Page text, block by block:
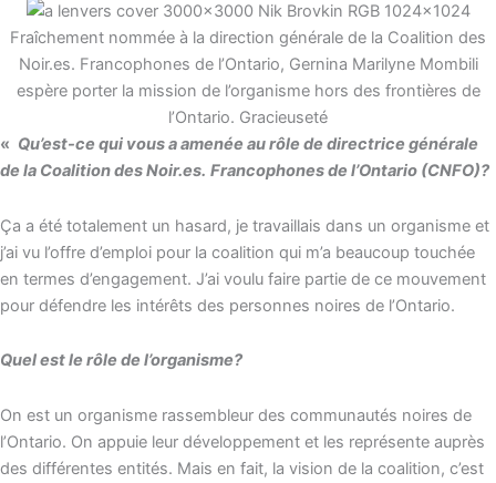
Fraîchement nommée à la direction générale de la Coalition des
Noir.es. Francophones de l’Ontario, Gernina Marilyne Mombili
espère porter la mission de l’organisme hors des frontières de
l’Ontario. Gracieuseté
« Qu’est-ce qui vous a amenée au rôle de directrice générale
de la Coalition des Noir.es. Francophones de l’Ontario (CNFO)?
Ça a été totalement un hasard, je travaillais dans un organisme et
j’ai vu l’offre d’emploi pour la coalition qui m’a beaucoup touchée
en termes d’engagement. J’ai voulu faire partie de ce mouvement
pour défendre les intérêts des personnes noires de l’Ontario.
Quel est le rôle de l’organisme?
On est un organisme rassembleur des communautés noires de
l’Ontario. On appuie leur développement et les représente auprès
des différentes entités. Mais en fait, la vision de la coalition, c’est